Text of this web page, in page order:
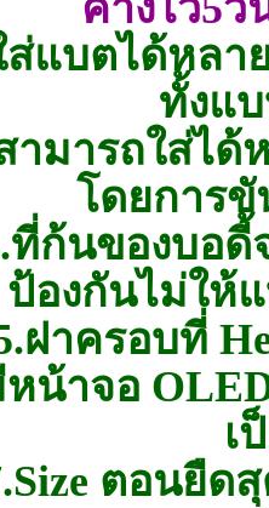
ส่แบตได้หลาย
ทั้งแ
ามารถใส่ได้
โดยการ
ที่ก้นของบอดี้
ป้องกันไม่ให้
ฝาครอบที่
หน้าจอ
เ
ตอนยืด